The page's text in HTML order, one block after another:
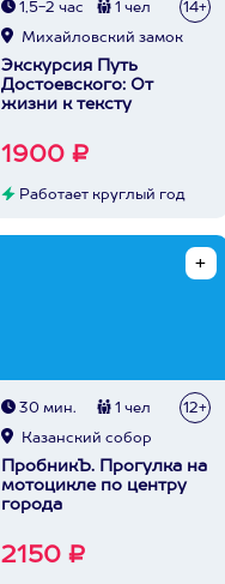
1,5-2 час 1 чел 14+
Михайловский замок
Экскурсия Путь
Достоевского: От
жизни к тексту
1900 ₽
Работает круглый год
30 мин. 1 чел 12+
Казанский собор
ПробникЪ. Прогулка на
мотоцикле по центру
города
2150 ₽